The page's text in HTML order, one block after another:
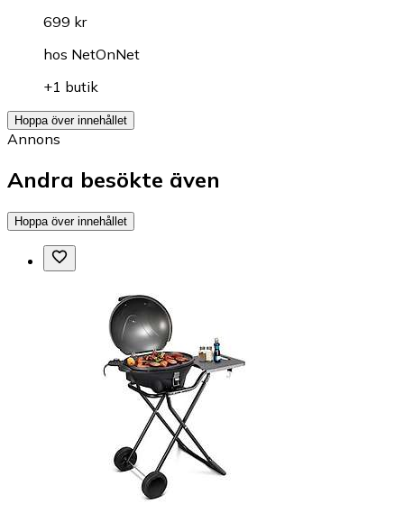
699 kr
hos NetOnNet
+1 butik
Hoppa över innehållet
Annons
Andra besökte även
Hoppa över innehållet